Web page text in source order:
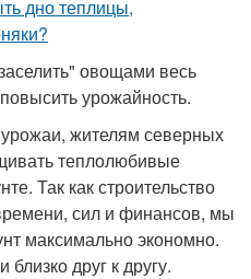
овощами весь
урожайность.
жителям северных
теплолюбивые
Так как строительство
сил и финансов, мы
максимально экономно.
друг к другу.